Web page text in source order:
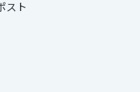
スト